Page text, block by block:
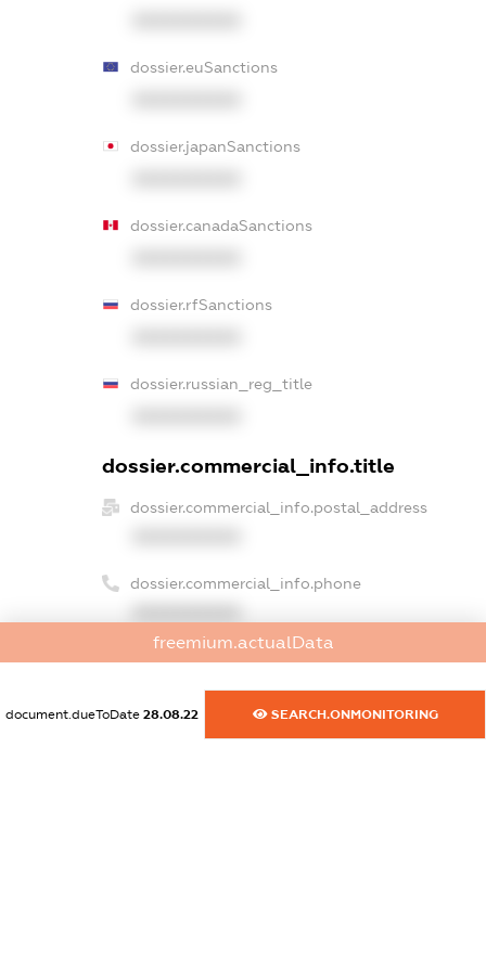
dossier.euSanctions
dossier.japanSanctions
dossier.canadaSanctions
dossier.rfSanctions
dossier.russian_reg_title
dossier.commercial_info.title
dossier.commercial_info.postal_address
dossier.commercial_info.phone
dossier.commercial_info.fax
XXXXXXXXXX
dossier.commercial_info.email
freemium.actualData
document.dueToDate 28.08.22 SEARCH.ONMONITORING